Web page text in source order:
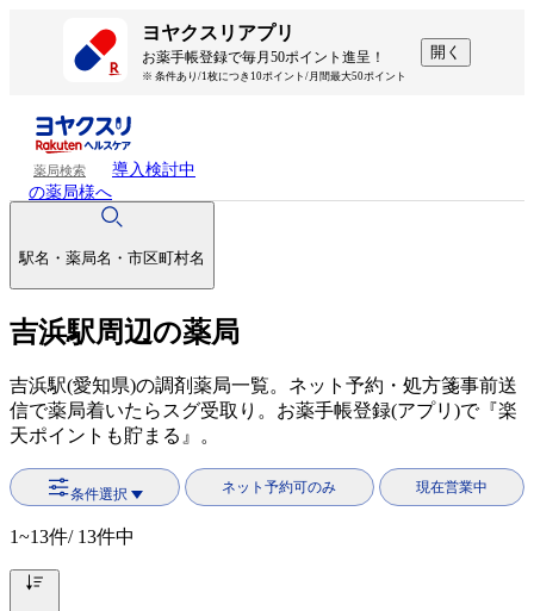
ヨヤクスリアプリ
お薬手帳登録で毎月50ポイント進呈！
※ 条件あり/1枚につき10ポイント/月間最大50ポイント
開く
薬局検索
導入検討中
の薬局様へ
駅名・薬局名・市区町村名
吉浜駅周辺の薬局
吉浜駅(愛知県)の調剤薬局一覧。ネット予約・処方箋事前送
信で薬局着いたらスグ受取り。お薬手帳登録(アプリ)で『楽
天ポイントも貯まる』。
条件選択 ネット予約可のみ 現在営業中
1~13件/ 13件中